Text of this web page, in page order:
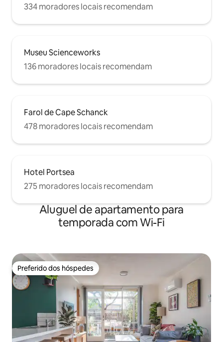
334 moradores locais recomendam
Museu Scienceworks
136 moradores locais recomendam
Farol de Cape Schanck
478 moradores locais recomendam
Hotel Portsea
275 moradores locais recomendam
Aluguel de apartamento para
temporada com Wi-Fi
Preferido dos hóspedes
Preferido dos hóspedes